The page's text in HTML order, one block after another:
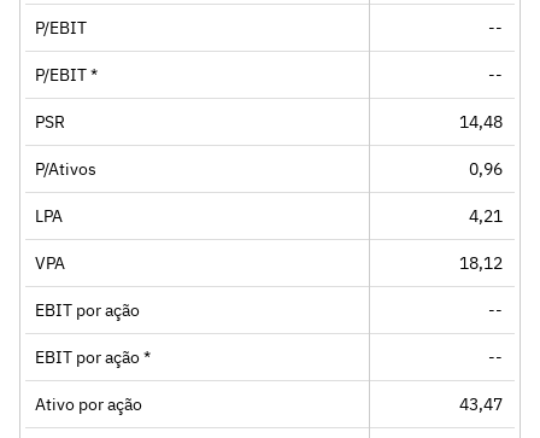
P/EBIT --
P/EBIT * --
PSR 14,48
P/Ativos 0,96
LPA 4,21
VPA 18,12
EBIT por ação --
EBIT por ação * --
Ativo por ação 43,47